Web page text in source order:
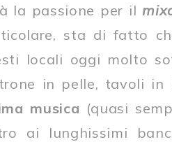
la passione per il
sta di fatto
locali oggi molto
in pelle, tavoli in
musica (quasi
ai lunghissimi